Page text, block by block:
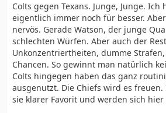
Colts gegen Texans. Junge, Junge. Ich
eigentlich immer noch für besser.
nervös. Gerade Watson, der junge
schlechten Würfen. Aber auch der
Unkonzentriertheiten, dumme
Chancen. So gewinnt man natürlich
Colts hingegen haben das ganz
ausgenutzt. Die Chiefs wird es freuen.
sie klarer Favorit und werden sich